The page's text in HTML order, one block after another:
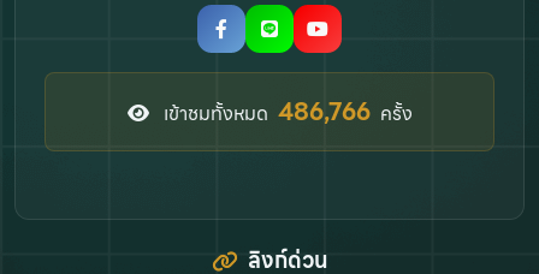
เข้าชมทั้งหมด 7,909,953 ครั้ง
ลิงก์ด่วน